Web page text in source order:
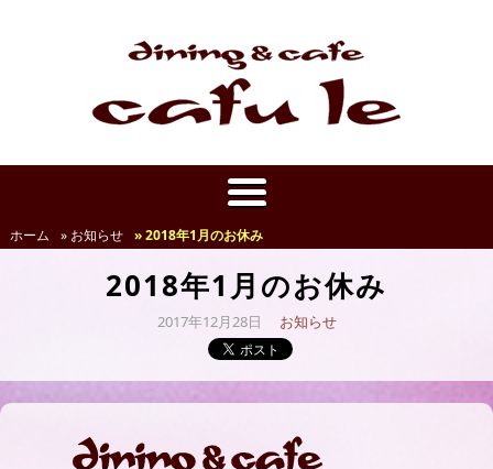
ホーム » お知らせ » 2018年1月のお休み
2018年1月のお休み
2017年12月28日 お知らせ